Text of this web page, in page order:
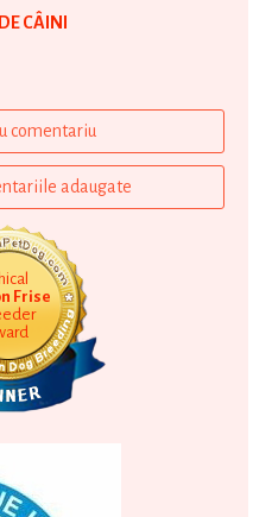
CÂINI
comentariu
adaugate
Frise